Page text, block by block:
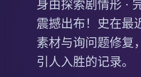
身由探索剧情形 ·
震撼出布！史在最
素材与询问题修复
引人入胜的记录。